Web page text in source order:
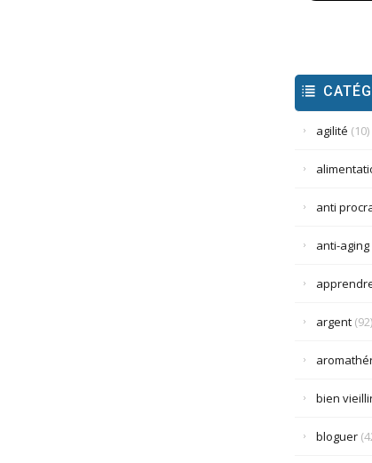
agilité (10)
anti
anti-aging
argent(92)
bien
bloguer